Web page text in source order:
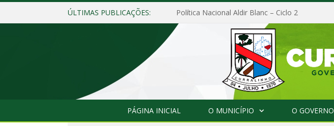
ÚLTIMAS PUBLICAÇÕES: Política Nacional Aldir Blanc – Ciclo 2
PÁGINA INICIAL O MUNICÍPIO O GOVERNO